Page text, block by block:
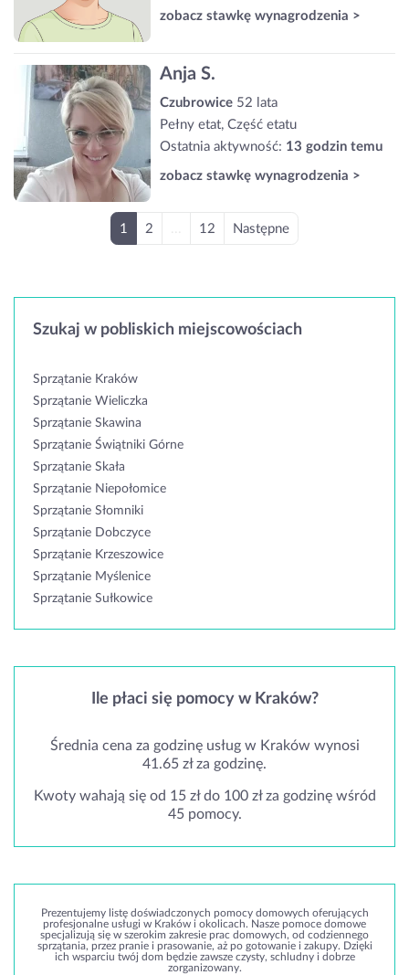
zobacz stawkę wynagrodzenia >
Anja S.
Czubrowice 52 lata
Pełny etat, Część etatu
Ostatnia aktywność: 13 godzin temu
zobacz stawkę wynagrodzenia >
1 2 12 Następne
Szukaj w pobliskich miejscowościach
Sprzątanie Kraków
Sprzątanie Wieliczka
Sprzątanie Skawina
Sprzątanie Świątniki Górne
Sprzątanie Skała
Sprzątanie Niepołomice
Sprzątanie Słomniki
Sprzątanie Dobczyce
Sprzątanie Krzeszowice
Sprzątanie Myślenice
Sprzątanie Sułkowice
Ile płaci się pomocy w Kraków?
Średnia cena za godzinę usług w Kraków wynosi
41.65 zł za godzinę.
Kwoty wahają się od 15 zł do 100 zł za godzinę wśród
45 pomocy.
Prezentujemy listę doświadczonych pomocy domowych oferujących
profesjonalne usługi w Kraków i okolicach. Nasze pomoce domowe
specjalizują się w szerokim zakresie prac domowych, od codziennego
sprzątania, przez pranie i prasowanie, aż po gotowanie i zakupy. Dzięki
ich wsparciu twój dom będzie zawsze czysty, schludny i dobrze
zorganizowany.